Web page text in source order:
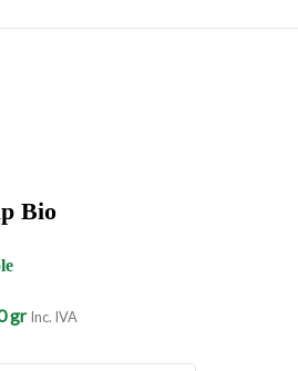
Bio
gr Inc. IVA